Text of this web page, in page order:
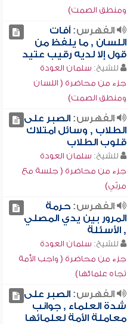
ومنطق الصمت)
الفهرس:آفات
اللسان , ما يلفظ من
قول إلا لديه رقيب عتيد
للشيخ: سلمان العودة
جزء من محاضرة ( اللسان
ومنطق الصمت)
الفهرس:الصبر على
الطلاب , وسائل امتلاك
قلوب الطلاب
للشيخ: سلمان العودة
جزء من محاضرة ( جلسة مع
مربّي)
الفهرس:حرمة
المرور بين يدي المصلي
, الأسئلة
للشيخ: سلمان العودة
جزء من محاضرة ( واجب الأمة
تجاه علمائها)
الفهرس:الصبر على
شدة العلماء , جوانب
معاملة الأمة لعلمائها